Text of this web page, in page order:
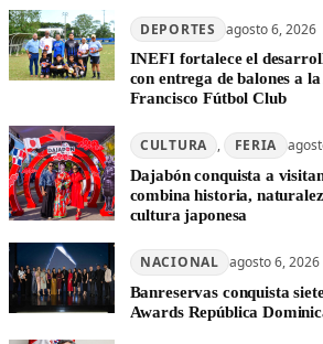
DEPORTES agosto 6, 2026
INEFI fortalece el
con entrega de balones a
Francisco Fútbol Club
CULTURA , FERIA
Dajabón conquista a
combina historia,
cultura japonesa
NACIONAL agosto 6, 2026
Banreservas conquista
Awards República